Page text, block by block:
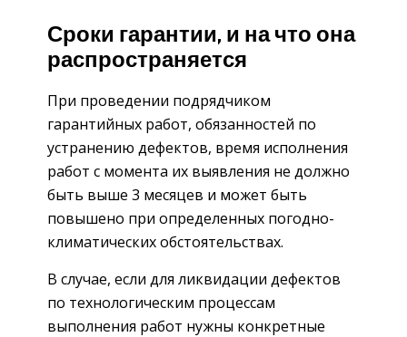
Сроки гарантии, и на что она
распространяется
При проведении подрядчиком
гарантийных работ, обязанностей по
устранению дефектов, время исполнения
работ с момента их выявления не должно
быть выше 3 месяцев и может быть
повышено при определенных погодно-
климатических обстоятельствах.
В случае, если для ликвидации дефектов
по технологическим процессам
выполнения работ нужны конкретные